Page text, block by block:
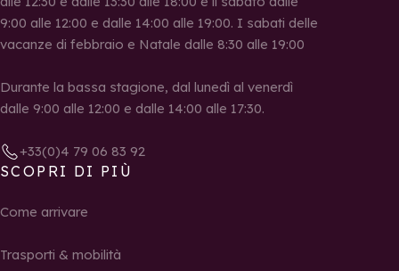
9:00 alle 12:00 e dalle 14:00 alle 19:00. I sabati delle
vacanze di febbraio e Natale dalle 8:30 alle 19:00
Durante la bassa stagione, dal lunedì al venerdì
dalle 9:00 alle 12:00 e dalle 14:00 alle 17:30.
+33(0)4 79 06 83 92
SCOPRI DI PIÙ
Come arrivare
Trasporti & mobilità